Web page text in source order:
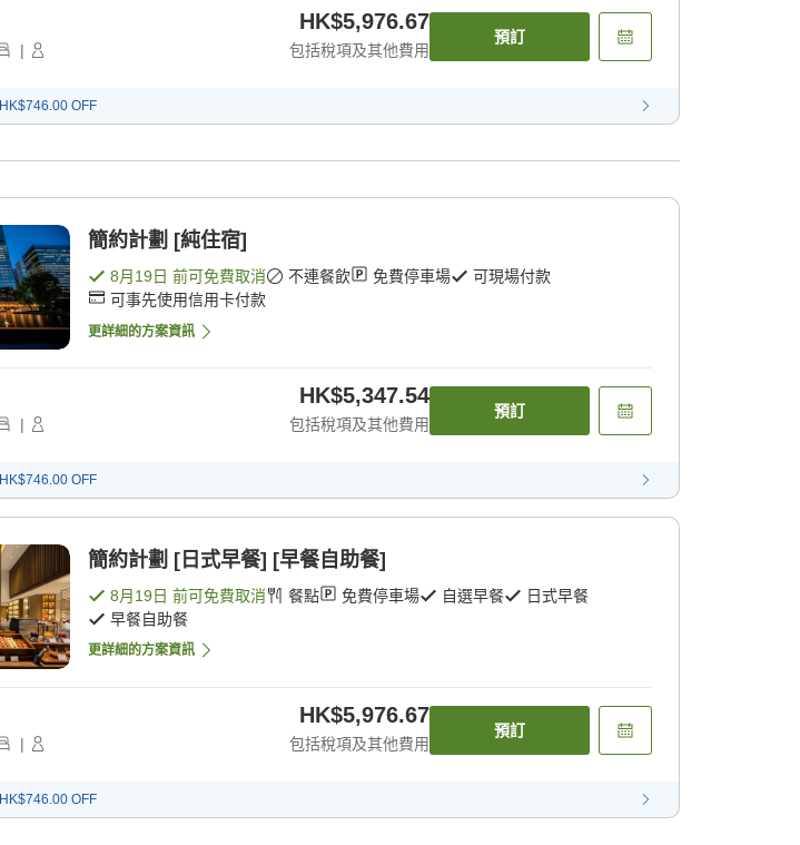
|
HK$5,976.67
包括稅項及其他費用
預訂
HK$746.00 OFF
簡約計劃 [純住宿]
8月19日 前可免費取消 不連餐飲 免費停車場
可現場付款
可事先使用信用卡付款
更詳細的方案資訊
|
HK$5,347.54
包括稅項及其他費用
預訂
HK$746.00 OFF
簡約計劃 [日式早餐] [早餐自助餐]
8月19日 前可免費取消 餐點 免費停車場 自選早餐
日式早餐
早餐自助餐
更詳細的方案資訊
|
HK$5,976.67
包括稅項及其他費用
預訂
HK$746.00 OFF